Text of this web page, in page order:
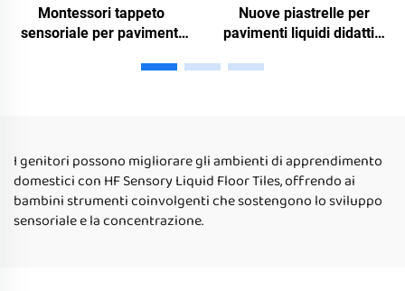
Montessori tappeto
sensoriale per pavimenti
bambini piastrelle
Nuove piastrelle per
pavimenti liquidi didattici
sensoriali per il
I genitori possono migliorare gli ambienti di apprendimento
domestici con HF Sensory Liquid Floor Tiles, offrendo ai
bambini strumenti coinvolgenti che sostengono lo sviluppo
sensoriale e la concentrazione.